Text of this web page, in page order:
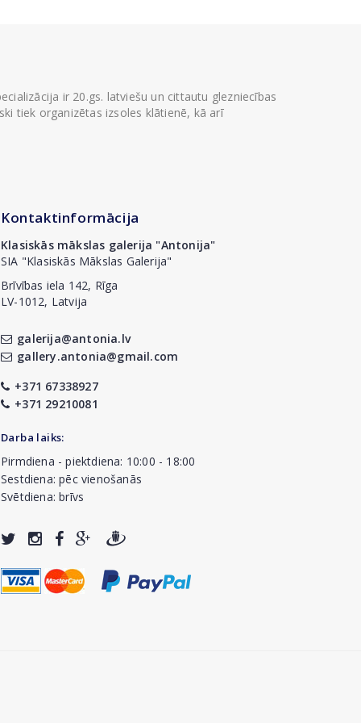
ir 20.gs. latviešu un cittautu glezniecības
tiek organizētas izsoles klātienē, kā arī
Kontaktinformācija
Klasiskās mākslas galerija "Antonija"
SIA "Klasiskās Mākslas Galerija"
Brīvības iela 142, Rīga
LV-1012, Latvija
galerija@antonia.lv
gallery.antonia@gmail.com
+371 67338927
+371 29210081
Darba laiks:
Pirmdiena - piektdiena: 10:00 - 18:00
Sestdiena: pēc vienošanās
Svētdiena: brīvs